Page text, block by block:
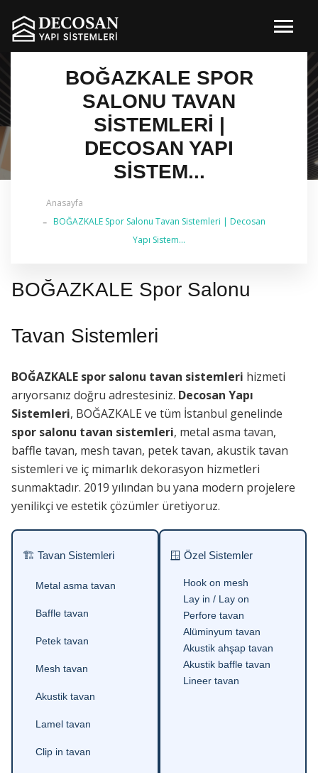
BOĞAZKALE SPOR
SALONU TAVAN
SISTEMLERI |
DECOSAN YAPI
SISTEM...
Anasayfa
BOĞAZKALE Spor Salonu Tavan Sistemleri | Decosan
Yapı Sistem...
✔ 2026 Güncel — İstanbul Genelinde Metal Asma
BOĞAZKALE Spor Salonu
Tavan Sistemleri
BOĞAZKALE spor salonu tavan sistemleri hizmeti
arıyorsanız doğru adrestesiniz. Decosan Yapı
Sistemleri, BOĞAZKALE ve tüm İstanbul genelinde
spor salonu tavan sistemleri, metal asma tavan,
baffle tavan, mesh tavan, petek tavan, akustik tavan
sistemleri ve iç mimarlık dekorasyon hizmetleri
sunmaktadır. 2019 yılından bu yana modern projelere
yenilikçi ve estetik çözümler üretiyoruz.
🏗 Tavan Sistemleri
Metal asma tavan
Baffle tavan
Petek tavan
Mesh tavan
Akustik tavan
Lamel tavan
Clip in tavan
🪟 Özel Sistemler
Hook on mesh
Lay in / Lay on
Perfore tavan
Alüminyum tavan
Akustik ahşap tavan
Akustik baffle tavan
Lineer tavan